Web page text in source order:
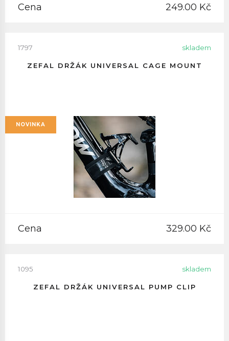
Cena 249.00 Kč
1797 skladem
ZEFAL DRŽÁK UNIVERSAL CAGE MOUNT
NOVINKA
Cena 329.00 Kč
1095 skladem
ZEFAL DRŽÁK UNIVERSAL PUMP CLIP